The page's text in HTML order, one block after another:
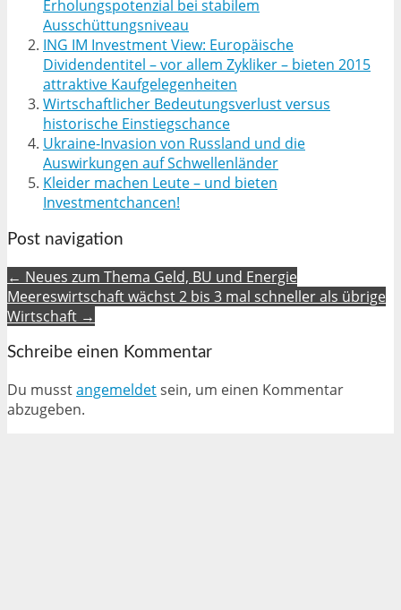
Erholungspotenzial bei stabilem
Ausschüttungsniveau
ING IM Investment View: Europäische
Dividendentitel – vor allem Zykliker – bieten 2015
attraktive Kaufgelegenheiten
Wirtschaftlicher Bedeutungsverlust versus
historische Einstiegschance
Ukraine-Invasion von Russland und die
Auswirkungen auf Schwellenländer
Kleider machen Leute – und bieten
Investmentchancen!
Post navigation
← Neues zum Thema Geld, BU und Energie
Meereswirtschaft wächst 2 bis 3 mal schneller als übrige
Wirtschaft →
Schreibe einen Kommentar
Du musstangemeldetsein, um einen Kommentar
abzugeben.